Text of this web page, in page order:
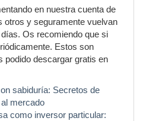
en nuestra cuenta de
otros y seguramente vuelvan
Os recomiendo que si
Estos son
podido descargar gratis en
sabiduría: Secretos de
mercado
como inversor particular: